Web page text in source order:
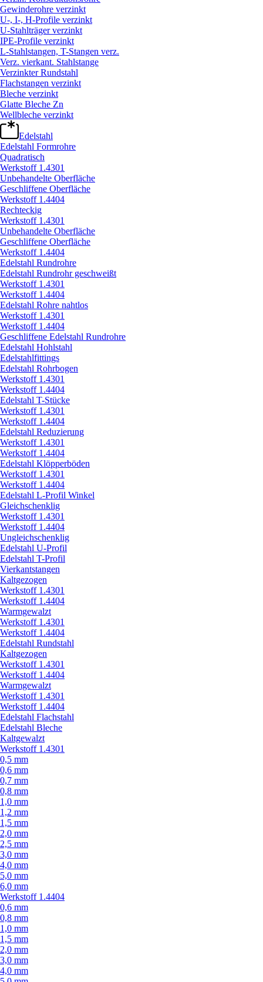
Gewinderohre verzinkt
U-, I-, H-Profile verzinkt
U-Stahlträger verzinkt
IPE-Profile verzinkt
L-Stahlstangen, T-Stangen verz.
Verz. vierkant. Stahlstange
Verzinkter Rundstahl
Flachstangen verzinkt
Bleche verzinkt
Glatte Bleche Zn
Wellbleche verzinkt
Edelstahl
Edelstahl Formrohre
Quadratisch
Werkstoff 1.4301
Unbehandelte Oberfläche
Geschliffene Oberfläche
Werkstoff 1.4404
Rechteckig
Werkstoff 1.4301
Unbehandelte Oberfläche
Geschliffene Oberfläche
Werkstoff 1.4404
Edelstahl Rundrohre
Edelstahl Rundrohr geschweißt
Werkstoff 1.4301
Werkstoff 1.4404
Edelstahl Rohre nahtlos
Werkstoff 1.4301
Werkstoff 1.4404
Geschliffene Edelstahl Rundrohre
Edelstahl Hohlstahl
Edelstahlfittings
Edelstahl Rohrbogen
Werkstoff 1.4301
Werkstoff 1.4404
Edelstahl T-Stücke
Werkstoff 1.4301
Werkstoff 1.4404
Edelstahl Reduzierung
Werkstoff 1.4301
Werkstoff 1.4404
Edelstahl Klöpperböden
Werkstoff 1.4301
Werkstoff 1.4404
Edelstahl L-Profil Winkel
Gleichschenklig
Werkstoff 1.4301
Werkstoff 1.4404
Ungleichschenklig
Edelstahl U-Profil
Edelstahl T-Profil
Vierkantstangen
Kaltgezogen
Werkstoff 1.4301
Werkstoff 1.4404
Warmgewalzt
Werkstoff 1.4301
Werkstoff 1.4404
Edelstahl Rundstahl
Kaltgezogen
Werkstoff 1.4301
Werkstoff 1.4404
Warmgewalzt
Werkstoff 1.4301
Werkstoff 1.4404
Edelstahl Flachstahl
Edelstahl Bleche
Kaltgewalzt
Werkstoff 1.4301
0,5 mm
0,6 mm
0,7 mm
0,8 mm
1,0 mm
1,2 mm
1,5 mm
2,0 mm
2,5 mm
3,0 mm
4,0 mm
5,0 mm
6,0 mm
Werkstoff 1.4404
0,6 mm
0,8 mm
1,0 mm
1,5 mm
2,0 mm
3,0 mm
4,0 mm